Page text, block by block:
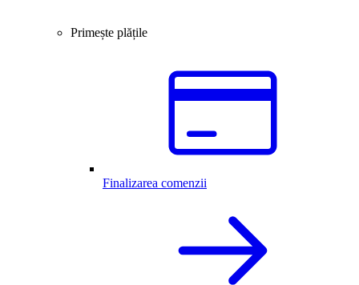
Primește plățile
Finalizarea comenzii